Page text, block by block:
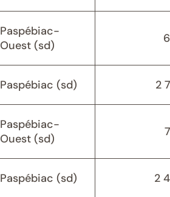
Paspébiac-
Ouest (sd)
Paspébiac (sd) 2
Paspébiac-
Ouest (sd)
Paspébiac (sd) 2